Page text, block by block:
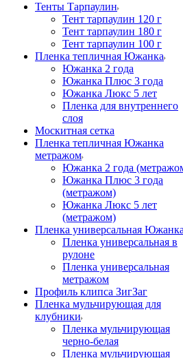
Тенты Тарпаулин
Тент тарпаулин 120 г
Тент тарпаулин 180 г
Тент тарпаулин 100 г
Пленка тепличная Южанка
Южанка 2 года
Южанка Плюс 3 года
Южанка Люкс 5 лет
Пленка для внутреннего
слоя
Москитная сетка
Пленка тепличная Южанка
метражом
Южанка 2 года
Южанка Плюс 3 года
(метражом)
Южанка Люкс 5 лет
(метражом)
Пленка универсальная Южанка
Пленка универсальная в
рулоне
Пленка универсальная
метражом
Профиль клипса ЗигЗаг
Пленка мульчирующая для
клубники
Пленка мульчирующая
черно-белая
Пленка мульчирующая